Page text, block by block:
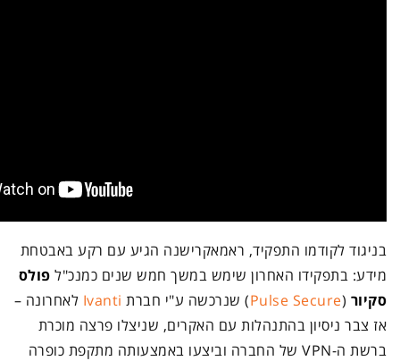
בניגוד לקודמו התפקיד, ראמאקרישנה הגיע עם רקע באבטחת
מידע: בתפקידו האחרון שימש במשך חמש שנים כמנכ"ל פולס
סקיור (
Pulse Secure) שנרכשה ע"י חברת Ivanti לאחרונה –
אז צבר ניסיון בהתנהלות עם האקרים, שניצלו פרצה מוכרת
ברשת ה-VPN של החברה וביצעו באמצעותה מתקפת כופרה